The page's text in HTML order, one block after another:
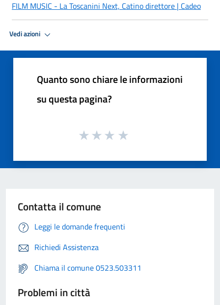
FILM MUSIC - La Toscanini Next, Catino direttore | Cadeo
Vedi azioni
Quanto sono chiare le informazioni
su questa pagina?
Contatta il comune
Leggi le domande frequenti
Richiedi Assistenza
Chiama il comune 0523.503311
Problemi in città